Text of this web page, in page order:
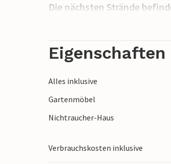
Die nächsten Strände
Medulin mit seinem
Kilometer weit entfernt
Meer und zahlreiche
die Stadt Pula und andere
Eigenschaften
Alles inklusive
Gartenmöbel
Nichtraucher-Haus
Verbrauchskosten inklusive